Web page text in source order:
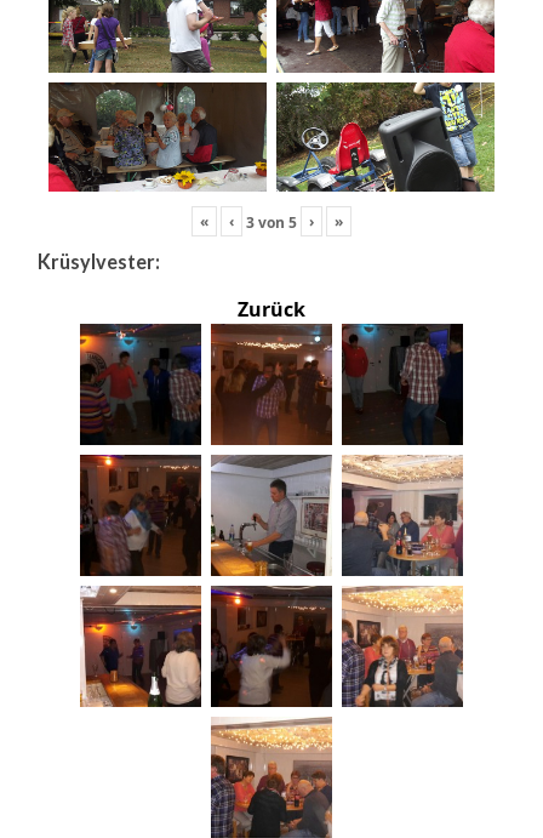
« ‹ 3von 5 › »
Krüsylvester:
Zurück